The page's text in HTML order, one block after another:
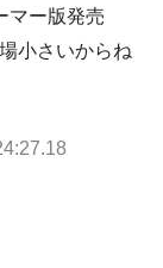
マー版発売
小さいからね